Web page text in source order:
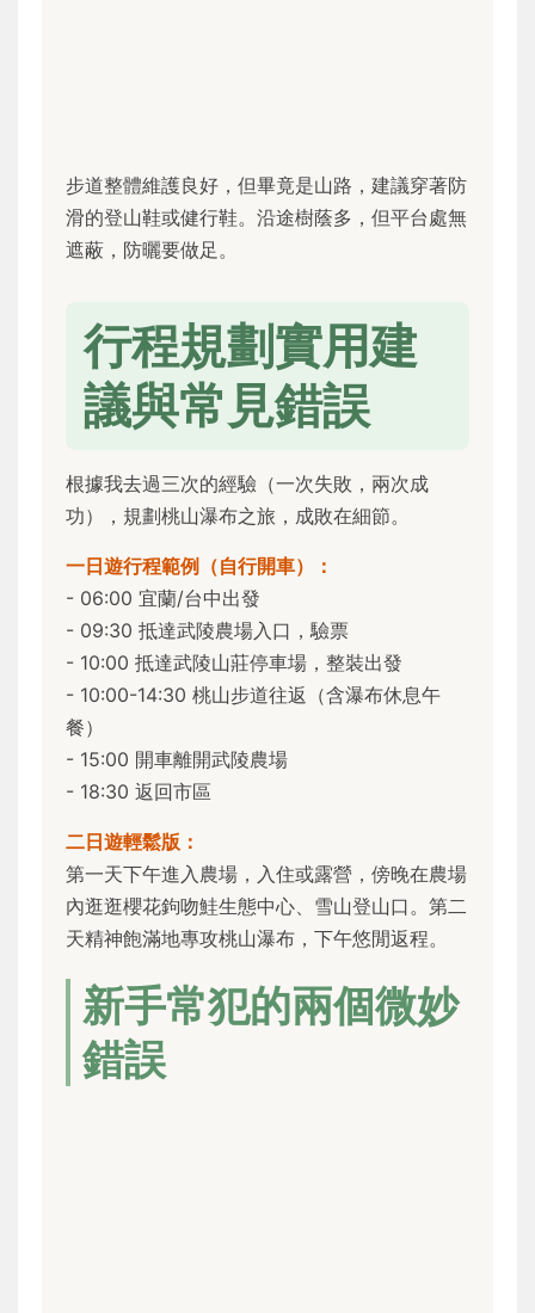
步道整體維護良好，但畢竟是山路，建議穿著防
滑的登山鞋或健行鞋。沿途樹蔭多，但平台處無
遮蔽，防曬要做足。
行程規劃實用建
議與常見錯誤
根據我去過三次的經驗（一次失敗，兩次成
功），規劃桃山瀑布之旅，成敗在細節。
一日遊行程範例（自行開車）：
- 06:00 宜蘭/台中出發
- 09:30 抵達武陵農場入口，驗票
- 10:00 抵達武陵山莊停車場，整裝出發
- 10:00-14:30 桃山步道往返（含瀑布休息午
餐）
- 15:00 開車離開武陵農場
- 18:30 返回市區
二日遊輕鬆版：
第一天下午進入農場，入住或露營，傍晚在農場
內逛逛櫻花鉤吻鮭生態中心、雪山登山口。第二
天精神飽滿地專攻桃山瀑布，下午悠閒返程。
新手常犯的兩個微妙
錯誤